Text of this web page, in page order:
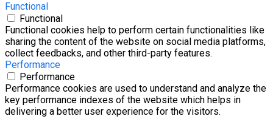
Functional
Functional
Functional cookies help to perform certain functionalities like
sharing the content of the website on social media platforms,
collect feedbacks, and other third-party features.
Performance
Performance
Performance cookies are used to understand and analyze the
key performance indexes of the website which helps in
delivering a better user experience for the visitors.